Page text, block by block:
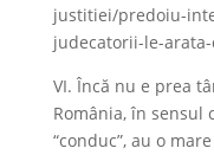
justitiei/predoiu-
judecatorii-le-
VI. Încă nu e prea
România, în
“conduc”, au o